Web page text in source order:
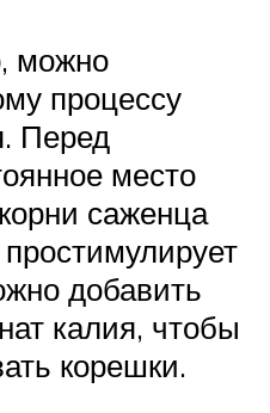
можно
процессу
Перед
место
саженца
добавить
калия, чтобы
корешки.